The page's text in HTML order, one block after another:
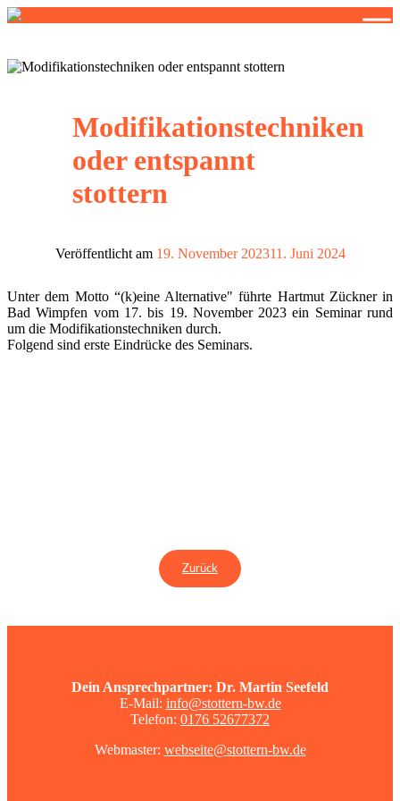
Modifikationstechniken
oder entspannt
stottern
Veröffentlicht am 19. November 202311. Juni 2024
Unter dem Motto “(k)eine Alternative" führte Hartmut Zückner in
Bad Wimpfen vom 17. bis 19. November 2023 ein Seminar rund
um die Modifikationstechniken durch.
Folgend sind erste Eindrücke des Seminars.
Zurück
Dein Ansprechpartner: Dr. Martin Seefeld
E-Mail: info@stottern-bw.de
Telefon: 0176 52677372
Webmaster: webseite@stottern-bw.de